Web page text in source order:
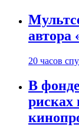
20 часов
В